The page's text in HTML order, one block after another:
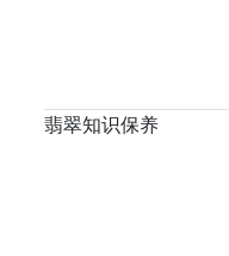
翡翠知识保养